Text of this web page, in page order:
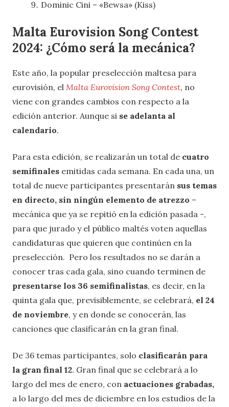
Dominic Cini – «Bewsa» (Kiss)
Malta Eurovision Song Contest
2024: ¿Cómo será la mecánica?
Este año, la popular preselección maltesa para
eurovisión, el Malta Eurovision Song Contest, no
viene con grandes cambios con respecto a la
edición anterior. Aunque si se adelanta al
calendario.
Para esta edición, se realizarán un total de cuatro
semifinales emitidas cada semana. En cada una, un
total de nueve participantes presentarán sus temas
en directo, sin ningún elemento de atrezzo –
mecánica que ya se repitió en la edición pasada -,
para que jurado y el público maltés voten aquellas
candidaturas que quieren que continúen en la
preselección. Pero los resultados no se darán a
conocer tras cada gala, sino cuando terminen de
presentarse los 36 semifinalistas, es decir, en la
quinta gala que, previsiblemente, se celebrará, el 24
de noviembre, y en donde se conocerán, las
canciones que clasificarán en la gran final.
De 36 temas participantes, solo clasificarán para
la gran final 12. Gran final que se celebrará a lo
largo del mes de enero, con actuaciones grabadas,
a lo largo del mes de diciembre en los estudios de la